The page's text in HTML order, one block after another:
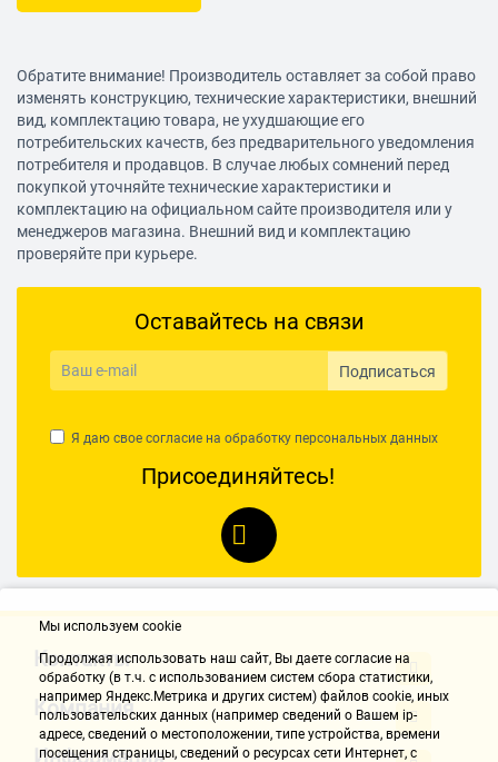
Обратите внимание! Производитель оставляет за собой право
изменять конструкцию, технические характеристики, внешний
вид, комплектацию товара, не ухудшающие его
потребительских качеств, без предварительного уведомления
потребителя и продавцов. В случае любых сомнений перед
покупкой уточняйте технические характеристики и
комплектацию на официальном сайте производителя или у
менеджеров магазина. Внешний вид и комплектацию
проверяйте при курьере.
Оставайтесь на связи
Подписаться
Я даю свое согласие на обработку персональных данных
Присоединяйтесь!
Контакты
Компания
Мы используем cookie
Продолжая использовать наш cайт, Вы даете согласие на
обработку (в т.ч. с использованием систем сбора статистики,
например Яндекс.Метрика и других систем) файлов cookie, иных
пользовательских данных (например сведений о Вашем ip-
адресе, сведений о местоположении, типе устройства, времени
посещения страницы, сведений о ресурсах сети Интернет, с